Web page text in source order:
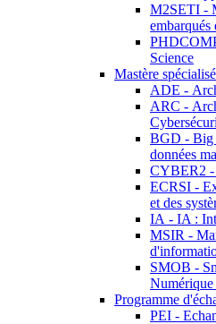
M2SETI -
Science
Mastère spécialisé
ADE -
ARC -
BGD - Big
données
CYBER2 -
ECRSI -
et des
IA - IA :
MSIR -
SMOB -
Numérique
Programme
PEI -